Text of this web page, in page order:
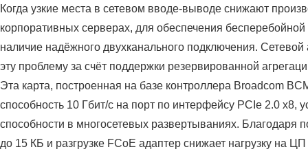
Когда узкие места в сетевом вводе-выводе снижают
корпоративных серверах, для обеспечения
наличие надёжного двухканального подключения.
эту проблему за счёт поддержки резервированной
Эта карта, построенная на базе контроллера Broadcom
способность 10 Гбит/с на порт по интерфейсу PCIe 2.0 x8,
способности в многосетевых развертываниях.
до 15 КБ и разгрузке FCoE адаптер снижает нагрузку на